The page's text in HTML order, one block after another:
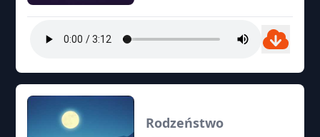
Rodzeństwo